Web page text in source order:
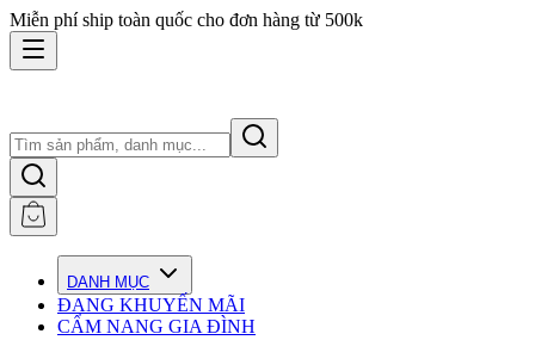
Miễn phí ship toàn quốc cho đơn hàng từ 500k
DANH MỤC
ĐANG KHUYẾN MÃI
CẨM NANG GIA ĐÌNH